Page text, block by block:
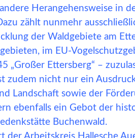
Herangehensweise in
zählt nunmehr
der Waldgebiete am
im EU-
„Großer Ettersberg“ –
zudem nicht nur ein
Landschaft sowie der
ebenfalls ein Gebot der
Buchenwald.